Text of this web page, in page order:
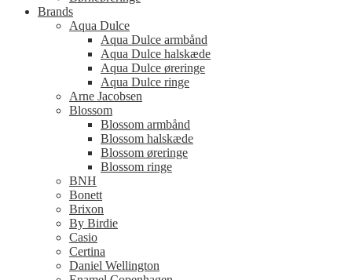
Brands
Aqua Dulce
Aqua Dulce armbånd
Aqua Dulce halskæde
Aqua Dulce øreringe
Aqua Dulce ringe
Arne Jacobsen
Blossom
Blossom armbånd
Blossom halskæde
Blossom øreringe
Blossom ringe
BNH
Bonett
Brixon
By Birdie
Casio
Certina
Daniel Wellington